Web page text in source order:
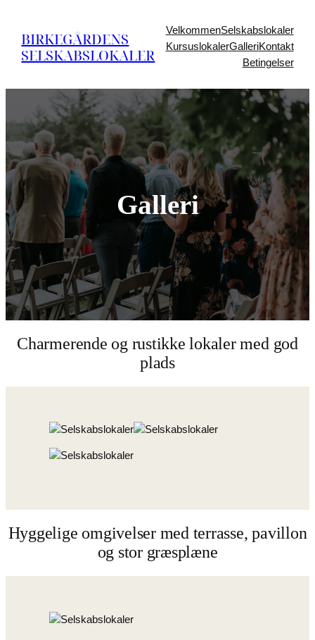
indhold
BIRKEGÅRDENS
SELSKABSLOKALER
VelkommenSelskabslokaler
KursuslokalerGalleriKontakt
Betingelser
Galleri
Charmerende og rustikke lokaler med god
plads
Hyggelige omgivelser med terrasse, pavillon
og stor græsplæne